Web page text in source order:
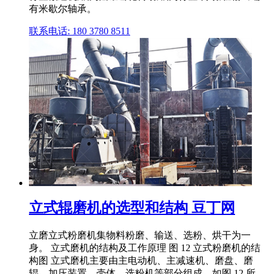
有米歇尔轴承。
联系电话: 180 3780 8511
立式辊磨机的选型和结构 豆丁网
立磨立式粉磨机集物料粉磨、输送、选粉、烘干为一
身。 立式磨机的结构及工作原理 图 12 立式粉磨机的结
构图 立式磨机主要由主电动机、主减速机、磨盘、磨